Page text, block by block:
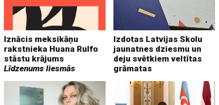
Iznācis meksikāņu
rakstnieka Huana Rulfo
stāstu krājums
Līdzenums liesmās
Izdotas Latvijas Skolu
jaunatnes dziesmu un
deju svētkiem veltītas
grāmatas